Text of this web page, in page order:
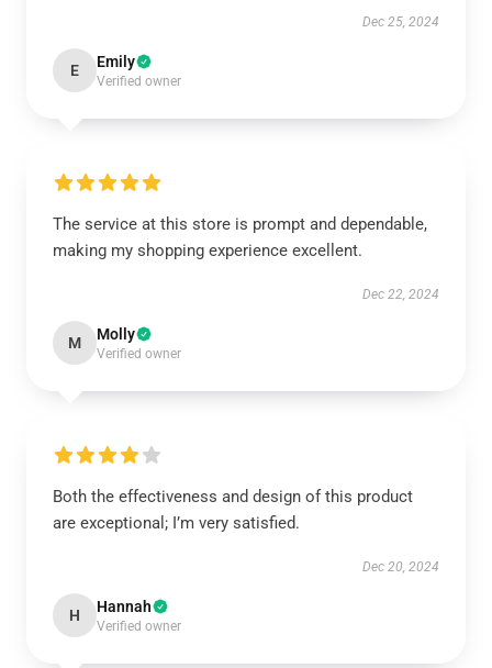
Dec 25, 2024
E Emily
Verified owner
The service at this store is prompt and dependable,
making my shopping experience excellent.
Dec 22, 2024
M Molly
Verified owner
Both the effectiveness and design of this product
are exceptional; I’m very satisfied.
Dec 20, 2024
H Hannah
Verified owner